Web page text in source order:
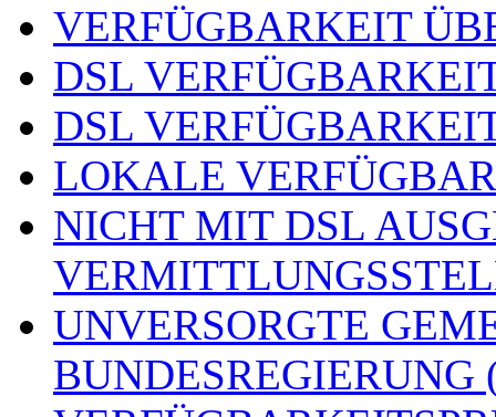
VERFÜGBARKEIT
DSL
DSL
LOKALE
NICHT MIT DSL
UNVERSORGTE
BUNDESREGIERUNG